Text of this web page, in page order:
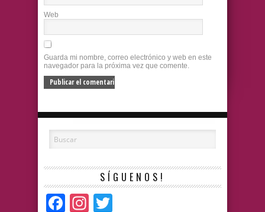
Web
Guarda mi nombre, correo electrónico y web en este
navegador para la próxima vez que comente.
SÍGUENOS!
Facebook
Instagram